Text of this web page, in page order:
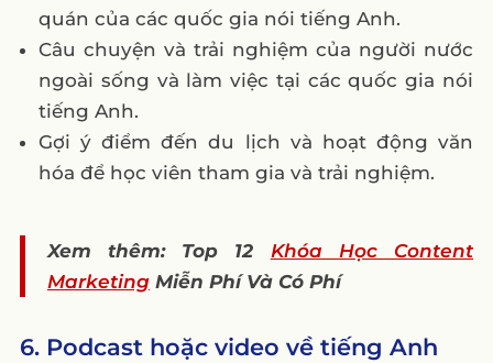
quán của các quốc gia nói tiếng Anh.
Câu chuyện và trải nghiệm của người nước
ngoài sống và làm việc tại các quốc gia nói
tiếng Anh.
Gợi ý điểm đến du lịch và hoạt động văn
hóa để học viên tham gia và trải nghiệm.
Xem thêm: Top 12 Khóa Học Content
MarketingMiễn Phí Và Có Phí
6. Podcast hoặc video về tiếng Anh